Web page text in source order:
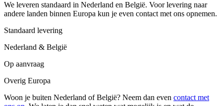
We leveren standaard in Nederland en België. Voor levering naar
andere landen binnen Europa kun je even contact met ons opnemen.
Standaard levering
Nederland & België
Op aanvraag
Overig Europa
Woon je buiten Nederland of België? Neem dan even contact met